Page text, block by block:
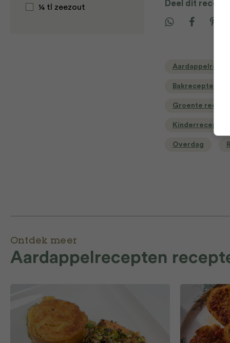
¼ tl zeezout
Deel dit recept
Bakrecepten
Groente
Kinderrecepten
Overdag
Ontdek meer
Aardappelrecepten